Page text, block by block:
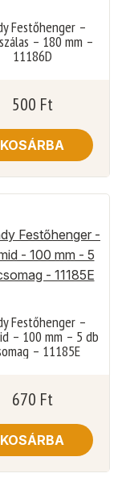
Festőhenger –
– 180 mm –
11186D
500 Ft
KOSÁRBA
Festőhenger –
– 100 mm – 5 db
– 11185E
670 Ft
KOSÁRBA